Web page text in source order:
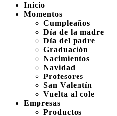
Inicio
Momentos
Cumpleaños
Día de la madre
Día del padre
Graduación
Nacimientos
Navidad
Profesores
San Valentín
Vuelta al cole
Empresas
Productos